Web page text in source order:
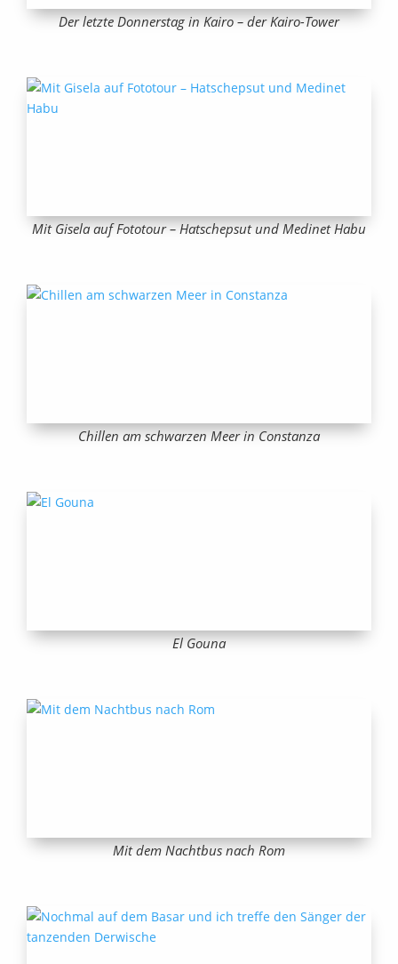
Der letzte Donnerstag in Kairo – der Kairo-Tower
Mit Gisela auf Fototour – Hatschepsut und Medinet Habu
Chillen am schwarzen Meer in Constanza
El Gouna
Mit dem Nachtbus nach Rom